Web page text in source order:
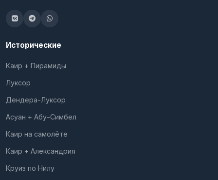
Исторические
Каир + Пирамиды
Луксор
Дендера-Луксор
Асуан + Абу-Симбел
Каир на самолёте
Каир + Александрия
Круиз по Нилу